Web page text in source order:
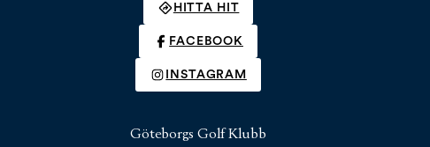
HITTA HIT
FACEBOOK
INSTAGRAM
Göteborgs Golf Klubb